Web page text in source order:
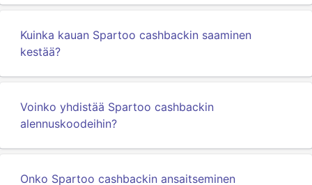
Kuinka kauan Spartoo cashbackin saaminen
kestää?
Voinko yhdistää Spartoo cashbackin
alennuskoodeihin?
Onko Spartoo cashbackin ansaitseminen